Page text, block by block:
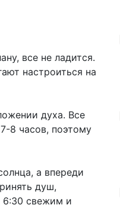
все не ладится.
настроиться на
духа. Все
8 часов, поэтому
а впереди
душ,
6:30 свежим и